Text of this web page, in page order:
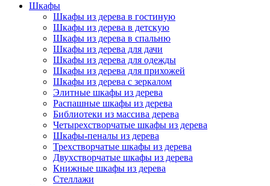
Шкафы
Шкафы из дерева в гостиную
Шкафы из дерева в детскую
Шкафы из дерева в спальню
Шкафы из дерева для дачи
Шкафы из дерева для одежды
Шкафы из дерева для прихожей
Шкафы из дерева с зеркалом
Элитные шкафы из дерева
Распашные шкафы из дерева
Библиотеки из массива дерева
Четырехстворчатые шкафы из дерева
Шкафы-пеналы из дерева
Трехстворчатые шкафы из дерева
Двухстворчатые шкафы из дерева
Книжные шкафы из дерева
Стеллажи